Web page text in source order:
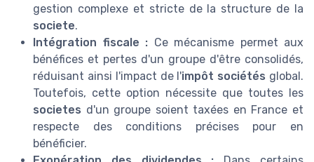
gestion complexe et stricte de la structure de la
societe.
Intégration fiscale : Ce mécanisme permet aux
bénéfices et pertes d'un groupe d'être consolidés,
réduisant ainsi l'impact de l'impôt sociétés global.
Toutefois, cette option nécessite que toutes les
societes d'un groupe soient taxées en France et
respecte des conditions précises pour en
bénéficier.